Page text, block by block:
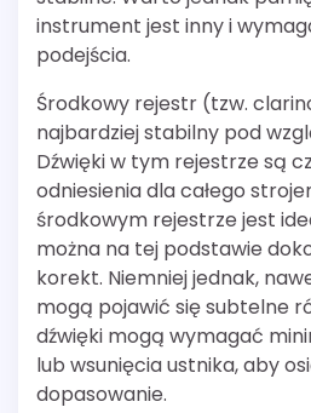
instrument jest inny i
podejścia.
Środkowy rejestr (tzw.
najbardziej stabilny pod
Dźwięki w tym rejestrze są
odniesienia dla całego
środkowym rejestrze jest
można na tej podstawie
korekt. Niemniej jednak,
mogą pojawić się subtelne
dźwięki mogą wymagać
lub wsunięcia ustnika, aby
dopasowanie.